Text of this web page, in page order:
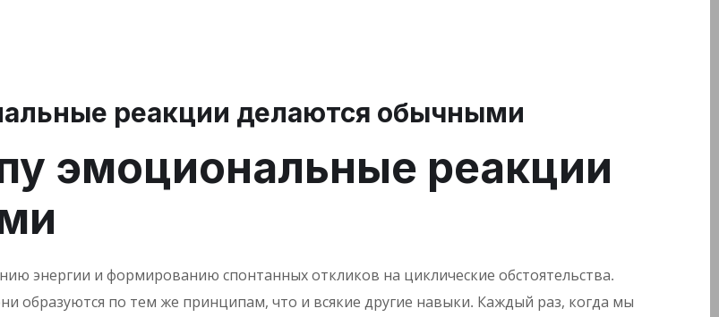
реакции делаются обычными
эмоциональные реакции
энергии и формированию спонтанных откликов на циклические обстоятельства.
образуются по тем же принципам, что и всякие другие навыки. Каждый раз, когда мы